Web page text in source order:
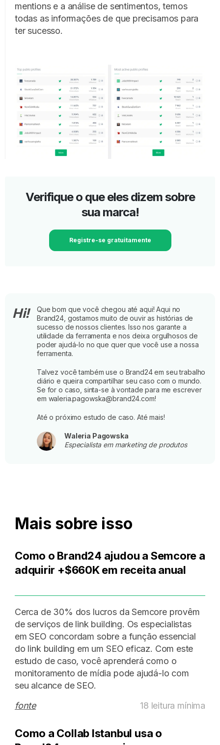
mentions e a análise de sentimentos, temos
todas as informações de que precisamos para
ter sucesso.
Verifique o que eles dizem sobre
sua marca!
Registre-se gratuitamente
Hi!
Que bom que você chegou até aqui! Aqui no
Brand24, gostamos muito de ouvir as histórias de
sucesso de nossos clientes. Isso nos garante a
utilidade da ferramenta e nos deixa orgulhosos de
poder ajudá-lo no que quer que você use a nossa
ferramenta.
Talvez você também use o Brand24 em seu trabalho
diário e queira compartilhar seu caso com o mundo.
Se for o caso, sinta-se à vontade para me escrever
em waleria.pagowska@brand24.com!
Até o próximo estudo de caso. Até mais!
Waleria Pagowska
Especialista em marketing de produtos
Mais sobre isso
Como o Brand24 ajudou a Semcore a
adquirir +$660K em receita anual
Cerca de 30% dos lucros da Semcore provêm
de serviços de link building. Os especialistas
em SEO concordam sobre a função essencial
do link building em um SEO eficaz. Com este
estudo de caso, você aprenderá como o
monitoramento de mídia pode ajudá-lo com
seu alcance de SEO.
fonte
18 leitura mínima
Como a Collab Istanbul usa o